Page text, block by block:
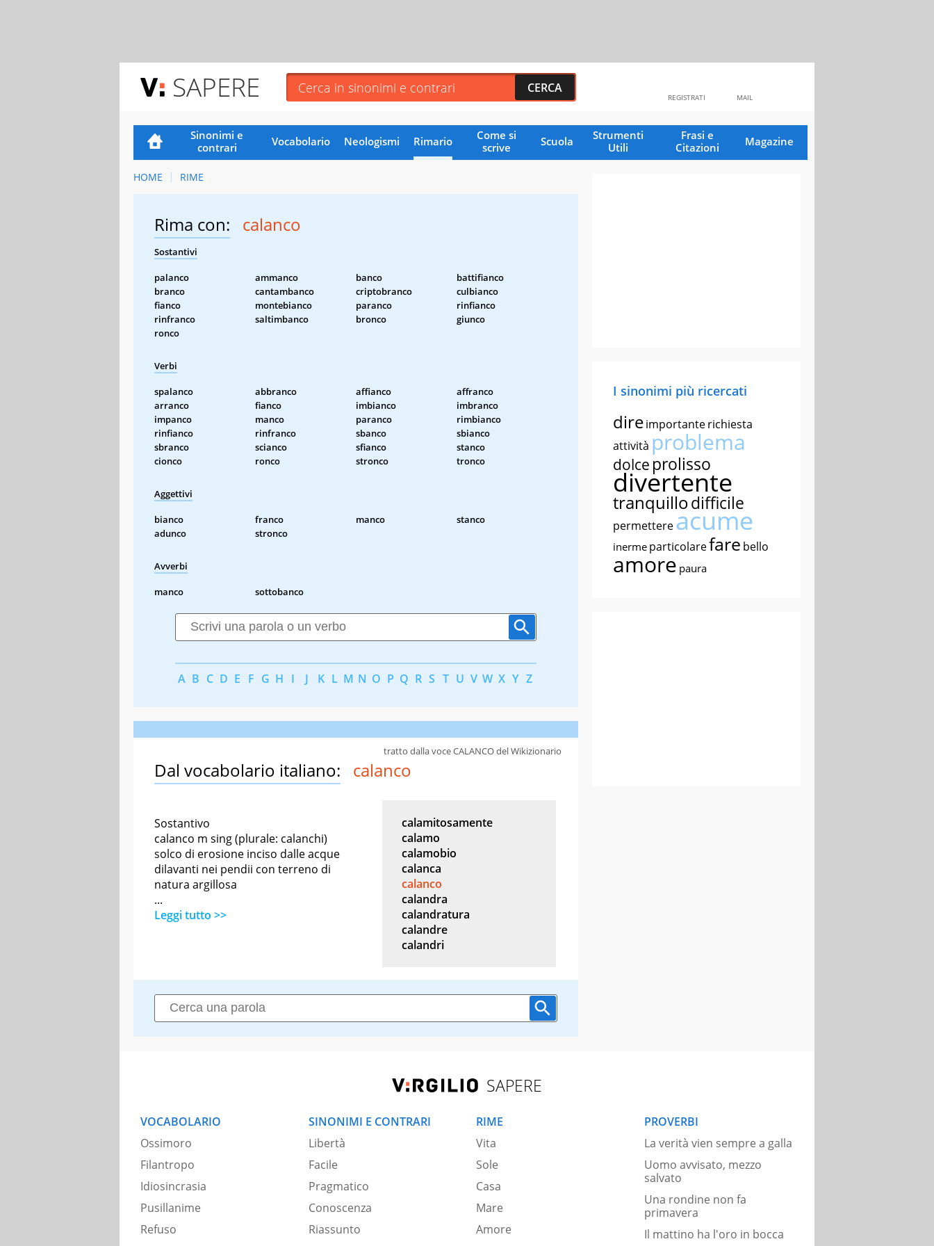
SAPERE MAIL
REGISTRATI
Sinonimi e
contrari
Vocabolario Neologismi Rimario
Come si
scrive
Scuola
Strumenti
Utili
Frasi e
Citazioni
Magazine
HOME RIME
Rima con: calanco
Sostantivi
palanco ammanco banco
battifianco
branco
cantambanco criptobranco
culbianco
fianco
montebianco paranco
rinfianco
rinfranco
saltimbanco bronco
giunco
ronco
Verbi
spalanco abbranco affianco
affranco
arranco
fianco imbianco
imbranco
impanco
manco paranco
rimbianco
rinfianco
rinfranco sbanco
sbianco
sbranco
scianco sfianco
stanco
cionco
ronco stronco tronco
Aggettivi
bianco franco manco
stanco
adunco
stronco
Avverbi
manco sottobanco
A B C D E F G H I J K L M N O P Q R S T U V W X Y Z
Dal vocabolario italiano: calanco
tratto dalla voce CALANCO del Wikizionario
Sostantivo
calanco m sing (plurale: calanchi)
solco di erosione inciso dalle acque
dilavanti nei pendii con terreno di
natura argillosa
...
Leggi tutto >>
calamitosamente
calamo
calamobio
calanca
calanco
calandra
calandratura
calandre
calandri
I sinonimi più ricercati
direimportanterichiesta
attività problema
dolce prolisso
divertente
tranquillodifficile
permettereacume
inerme particolarefare bello
amore paura
SAPERE
VOCABOLARIO
Ossimoro
Filantropo
Idiosincrasia
Pusillanime
Refuso
SINONIMI E CONTRARI
Libertà
Facile
Pragmatico
Conoscenza
Riassunto
RIME
Vita
Sole
Casa
Mare
Amore
PROVERBI
La verità vien sempre a galla
Uomo avvisato, mezzo
salvato
Una rondine non fa
primavera
Il mattino ha l'oro in bocca